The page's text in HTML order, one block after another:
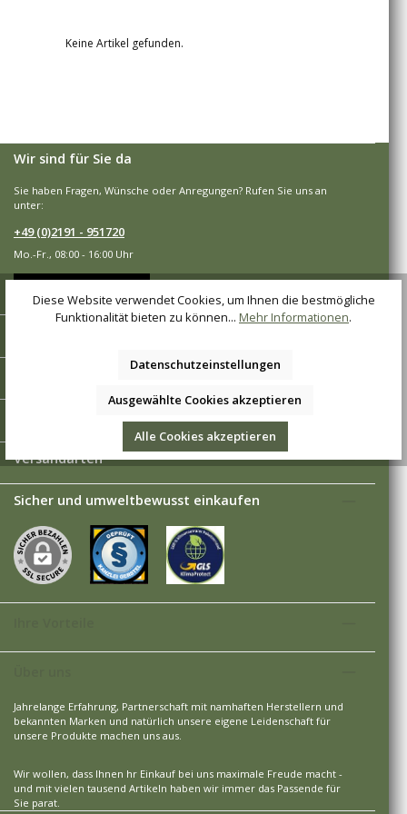
Keine Artikel gefunden.
Wir sind für Sie da
Sie haben Fragen, Wünsche oder Anregungen? Rufen Sie uns an
unter:
+49 (0)2191 - 951720
Mo.-Fr., 08:00 - 16:00 Uhr
Versandarten
Sicher und umweltbewusst einkaufen
Jahrelange Erfahrung, Partnerschaft mit namhaften Herstellern und
bekannten Marken und natürlich unsere eigene Leidenschaft für
unsere Produkte machen uns aus.
Wir wollen, dass Ihnen hr Einkauf bei uns maximale Freude macht -
und mit vielen tausend Artikeln haben wir immer das Passende für
Sie parat.
Diese Website verwendet Cookies, um Ihnen die bestmögliche
Funktionalität bieten zu können... Mehr Informationen.
Datenschutzeinstellungen
Ausgewählte Cookies akzeptieren
Alle Cookies akzeptieren